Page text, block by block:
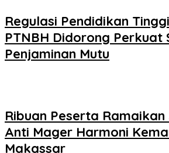
Regulasi Pendidikan
PTNBH Didorong Perkuat
Penjaminan Mutu
Ribuan Peserta
Anti Mager Harmoni
Makassar